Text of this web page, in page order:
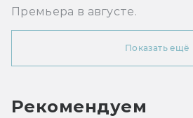
Премьера в августе.
Показать ещё
Рекомендуем